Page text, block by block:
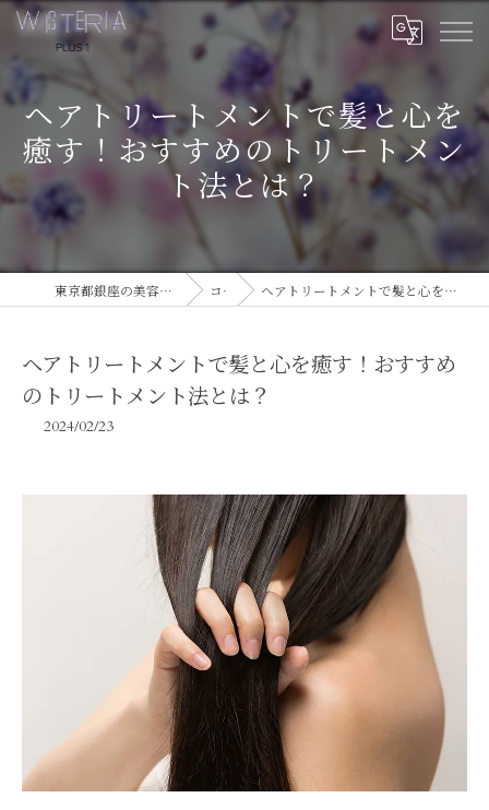
ヘアトリートメントで髪と心を
癒す！おすすめのトリートメン
ト法とは？
東京都銀座の美容室ならWISTERIA PLUS 1 コラム ヘアトリートメントで髪と心を癒す！おすすめのトリートメント法とは？
ヘアトリートメントで髪と心を癒す！おすすめ
のトリートメント法とは？
2024/02/23